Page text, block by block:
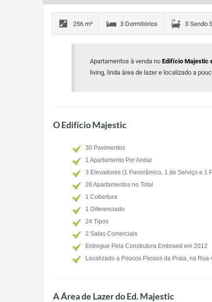
256 m² 3 Dormitórios 3 Sendo
Apartamentos à venda no Edifício Majestic
living, linda área de lazer e localizado a
O Edifício Majestic
30 Pavimentos
1 Apartamento Por Andar
3 Elevadores (1 Panorâmico, 1 de Serviço e 1
26 Apartamentos no Total
1 Cobertura
1 Diferenciado
24 Tipos
2 Salas Comerciais
Entregue Pela Construtora Embraed em 2012
Localizado a Poucos Passos da Praia, na Rua
A Área de Lazer do Ed. Majestic